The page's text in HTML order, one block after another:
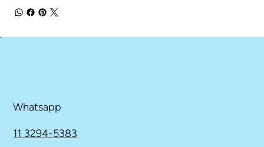
Whatsapp
11 3294-5383